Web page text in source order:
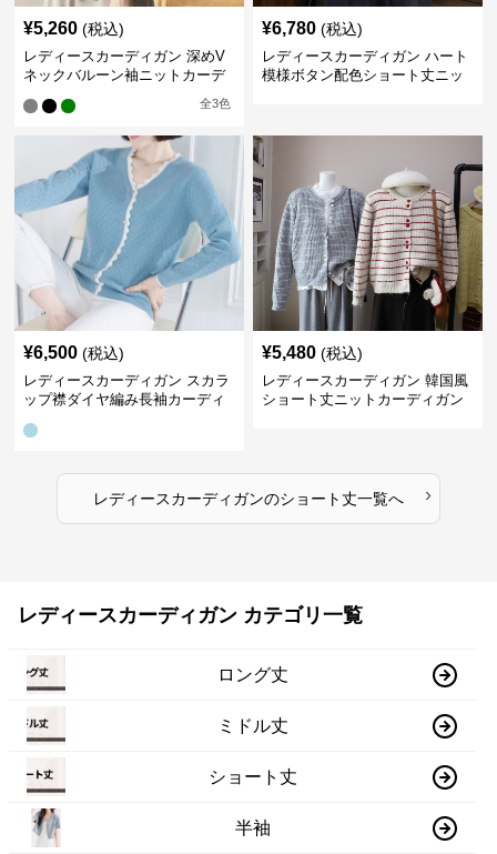
¥5,260 (税込)
レディースカーディガン 深めV
ネックバルーン袖ニットカーデ
全3色
¥6,780 (税込)
レディースカーディガン ハート
模様ボタン配色ショート丈ニッ
¥6,500 (税込)
レディースカーディガン スカラ
ップ襟ダイヤ編み長袖カーディ
¥5,480 (税込)
レディースカーディガン 韓国風
ショート丈ニットカーディガン
レディースカーディガンのショート丈一覧へ ›
レディースカーディガン カテゴリ一覧
ロング丈
ミドル丈
ショート丈
半袖